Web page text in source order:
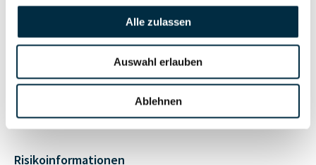
Alle zulassen
Auswahl erlauben
Ablehnen
anfragen
Berechtigten Pfad
Vollständiges
Unternehmensprofil
Risikoinformationen